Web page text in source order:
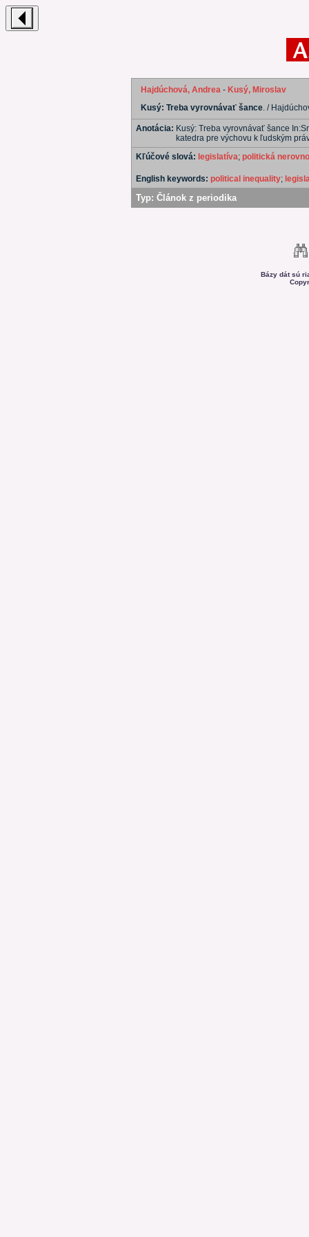
Hajdúchová, Andrea - Kusý, Miroslav
Kusý: Treba vyrovnávať šance. /
Anotácia: Kusý: Treba vyrovnávať šance
katedra pre výchovu k ľudským
Kľúčové slová: legislatíva; politická
English keywords: political inequality;
Typ: Článok z periodika
Bázy dát sú